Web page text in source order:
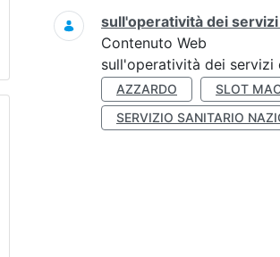
Ricerca
sull'operatività dei
Contenuto Web
sull'operatività dei
AZZARDO SLOT
SERVIZIO SANITARIO